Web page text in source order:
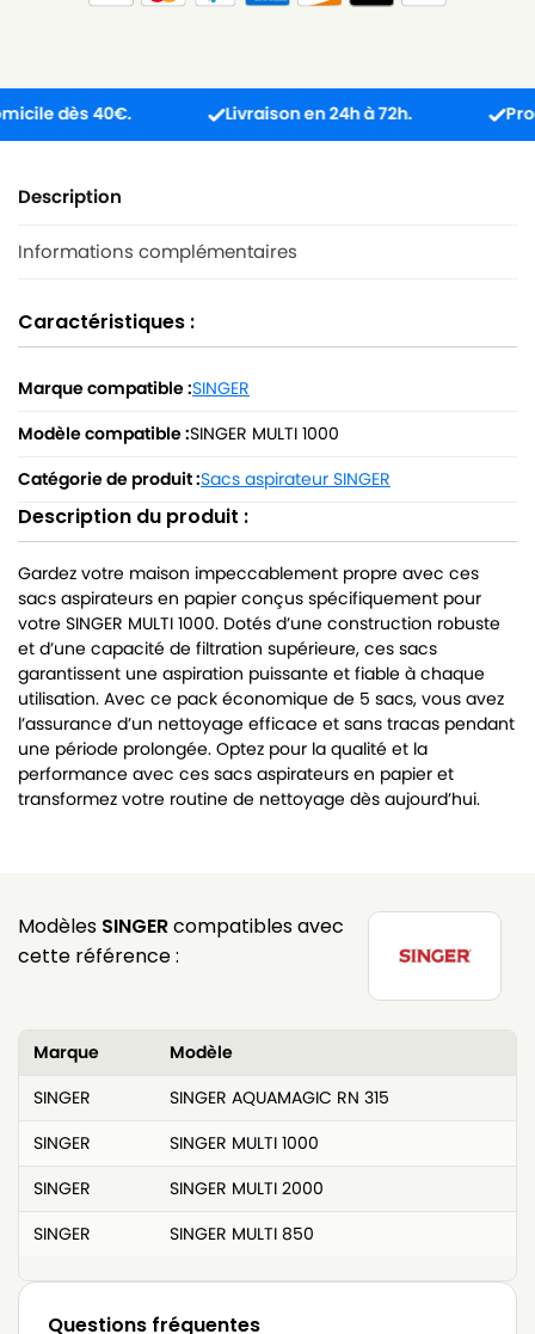
dès 40€. Livraison en 24h à 72h.
Description
Informations complémentaires
Caractéristiques :
Marque compatible :SINGER
Modèle compatible :SINGER MULTI 1000
Catégorie de produit :Sacs aspirateur SINGER
Description du produit :
Gardez votre maison impeccablement propre avec ces
sacs aspirateurs en papier conçus spécifiquement pour
votre SINGER MULTI 1000. Dotés d’une construction robuste
et d’une capacité de filtration supérieure, ces sacs
garantissent une aspiration puissante et fiable à chaque
utilisation. Avec ce pack économique de 5 sacs, vous avez
l’assurance d’un nettoyage efficace et sans tracas pendant
une période prolongée. Optez pour la qualité et la
performance avec ces sacs aspirateurs en papier et
transformez votre routine de nettoyage dès aujourd’hui.
Modèles SINGERcompatibles avec
cette référence :
Marque
Modèle
SINGER
SINGER AQUAMAGIC RN 315
SINGER
SINGER MULTI 1000
SINGER
SINGER MULTI 2000
SINGER
SINGER MULTI 850
Questions fréquentes